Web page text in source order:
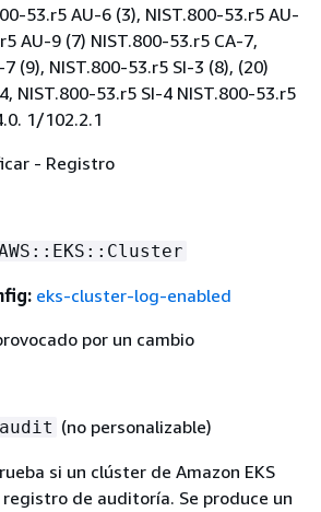
53.r5 AU-6 (3), NIST.800-53.r5 AU-
AU-9 (7) NIST.800-53.r5 CA-7,
(9), NIST.800-53.r5 SI-3 (8), (20)
NIST.800-53.r5 SI-4 NIST.800-53.r5
1/102.2.1
- Registro
eks-cluster-log-enabled
por un cambio
(no personalizable)
si un clúster de Amazon EKS
de auditoría. Se produce un